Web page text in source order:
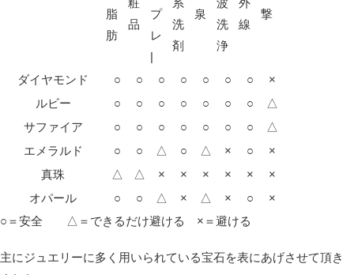
脂
肪
粧
品
プ
レ
|
系
洗
剤
泉
波
洗
浄
外
線
撃
ダイヤモンド ○ ○ ○ ○ ○ ○ ○
×
ルビー
○ ○ ○ ○ ○ ○ ○
△
サファイア
○ ○ ○ ○ ○ ○ ○
△
エメラルド
○ ○ △ ○ △ × ○
×
真珠
△ △ × × × × ×
×
オパール
○ ○ △ × △ × ○
×
○＝安全 △＝できるだけ避ける ×＝避ける
主にジュエリーに多く用いられている宝石を表にあげさせて頂き